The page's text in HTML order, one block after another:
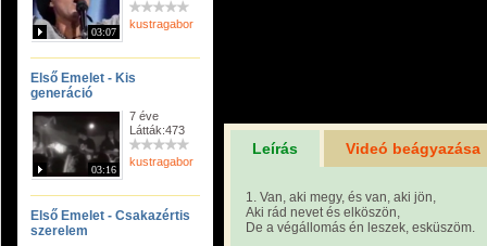
03:07
kustragabor
Első Emelet - Kis
generáció
03:16
7 éve
Látták:473
kustragabor
Első Emelet - Csakazértis
szerelem
Leírás Videó beágyazása
1. Van, aki megy, és van, aki jön,
Aki rád nevet és elköszön,
De a végállomás én leszek, esküszöm.